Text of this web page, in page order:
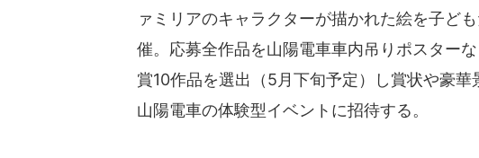
ァミリアのキャラクターが描かれた絵を子ど
催。応募全作品を山陽電車車内吊りポスター
賞10作品を選出（5月下旬予定）し賞状や豪
山陽電車の体験型イベントに招待する。